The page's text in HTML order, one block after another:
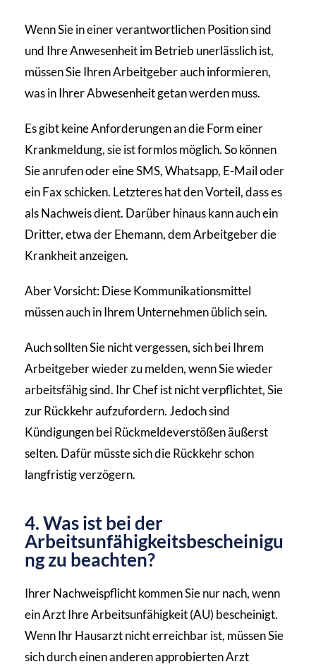
Wenn Sie in einer verantwortlichen Position sind
und Ihre Anwesenheit im Betrieb unerlässlich ist,
müssen Sie Ihren Arbeitgeber auch informieren,
was in Ihrer Abwesenheit getan werden muss.
Es gibt keine Anforderungen an die Form einer
Krankmeldung, sie ist formlos möglich. So können
Sie anrufen oder eine SMS, Whatsapp, E-Mail oder
ein Fax schicken. Letzteres hat den Vorteil, dass es
als Nachweis dient. Darüber hinaus kann auch ein
Dritter, etwa der Ehemann, dem Arbeitgeber die
Krankheit anzeigen.
Aber Vorsicht: Diese Kommunikationsmittel
müssen auch in Ihrem Unternehmen üblich sein.
Auch sollten Sie nicht vergessen, sich bei Ihrem
Arbeitgeber wieder zu melden, wenn Sie wieder
arbeitsfähig sind. Ihr Chef ist nicht verpflichtet, Sie
zur Rückkehr aufzufordern. Jedoch sind
Kündigungen bei Rückmeldeverstößen äußerst
selten. Dafür müsste sich die Rückkehr schon
langfristig verzögern.
4. Was ist bei der
Arbeitsunfähigkeitsbescheinigu
ng zu beachten?
Ihrer Nachweispflicht kommen Sie nur nach, wenn
ein Arzt Ihre Arbeitsunfähigkeit (AU) bescheinigt.
Wenn Ihr Hausarzt nicht erreichbar ist, müssen Sie
sich durch einen anderen approbierten Arzt